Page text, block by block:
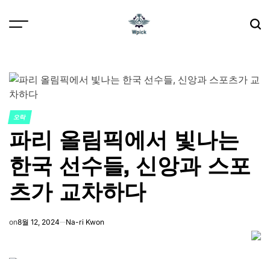
POSTED
IN
오락
파리 올림픽에서 빛나는
한국 선수들, 신앙과 스포
츠가 교차하다
on8월 12, 2024 Na-ri Kwon